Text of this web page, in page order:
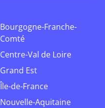
Bourgogne-Franche-
Comté
Centre-Val de Loire
Grand Est
Île-de-France
Nouvelle-Aquitaine